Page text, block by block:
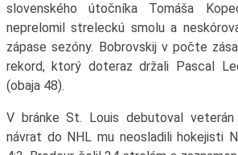
slovenského útočníka Tomáša
neprelomil streleckú smolu a
zápase sezóny. Bobrovskij v počte
rekord, ktorý doteraz držali Pascal
(obaja 48).
V bránke St. Louis debutoval veterán
návrat do NHL mu neosladili hokejisti